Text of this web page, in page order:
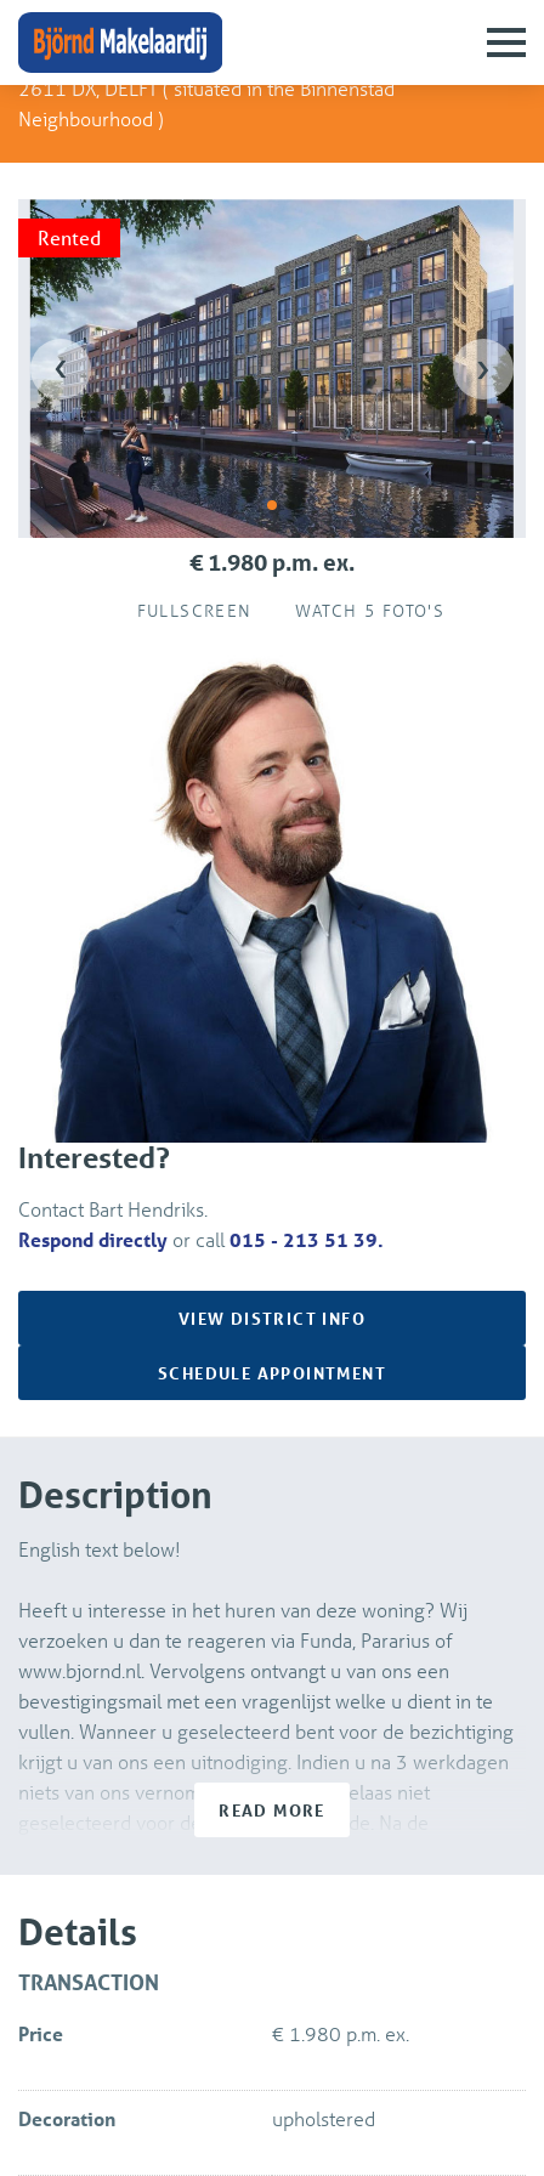
Houttuinen 40 C
2611 DX, DELFT (situated in the Binnenstad
Neighbourhood )
Rented
‹ ›
€ 1.980 p.m. ex.
FULLSCREEN WATCH 5 FOTO'S
Interested?
Contact Bart Hendriks.
Respond directly or call 015 - 213 51 39.
VIEW DISTRICT INFO
SCHEDULE APPOINTMENT
Description
English text below!
Heeft u interesse in het huren van deze woning? Wij
verzoeken u dan te reageren via Funda, Pararius of
www.bjornd.nl. Vervolgens ontvangt u van ons een
bevestigingsmail met een vragenlijst welke u dient in te
vullen. Wanneer u geselecteerd bent voor de bezichtiging
krijgt u van ons een uitnodiging. Indien u na 3 werkdagen
niets van ons vernomen heeft bent u helaas niet
geselecteerd voor de bezichtigingsronde. Na de
weten of u daadwerkelijk interesse heeft om de woning te
huren. Wij zullen uw verzoek aan de verhuurder
voorleggen.
loopafstand, met vele restaurants en winkels om de hoek, is
gerealiseerd. Vermeer is een kleinschalig
appartementencomplex verdeeld in 3 gebouwdelen
READ MORE
Details
TRANSACTION
Price € 1.980 p.m. ex.
Decoration upholstered